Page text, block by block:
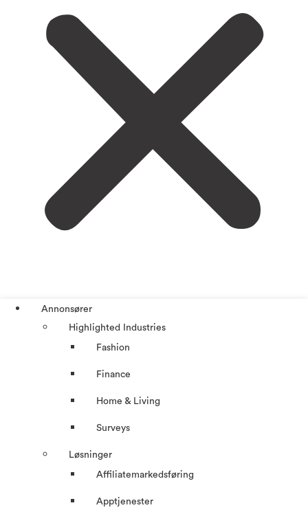
Annonsører
Highlighted Industries
Fashion
Finance
Home & Living
Surveys
Løsninger
Affiliatemarkedsføring
Apptjenester